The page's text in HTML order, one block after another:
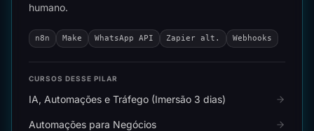
humano.
n8n Make WhatsApp API Zapier alt. Webhooks
CURSOS DESSE PILAR
IA, Automações e Tráfego (Imersão 3 dias)
Automações para Negócios